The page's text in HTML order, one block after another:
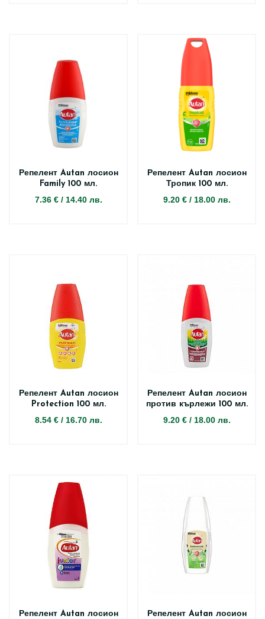
Репелент Autan лосион
Family 100 мл.
7.36 €/ 14.40 лв.
Репелент Autan лосион
Тропик 100 мл.
9.20 €/ 18.00 лв.
Репелент Autan лосион
Protection 100 мл.
8.54 €/ 16.70 лв.
Репелент Autan лосион
против кърлежи 100 мл.
9.20 €/ 18.00 лв.
Репелент Autan лосион
Репелент Autan лосион